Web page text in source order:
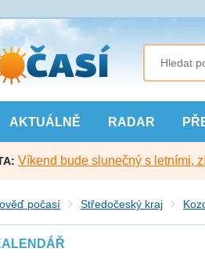
AKTUÁLNĚ RADAR
Víkend bude slunečný s letními,
počasí Středočeský kraj